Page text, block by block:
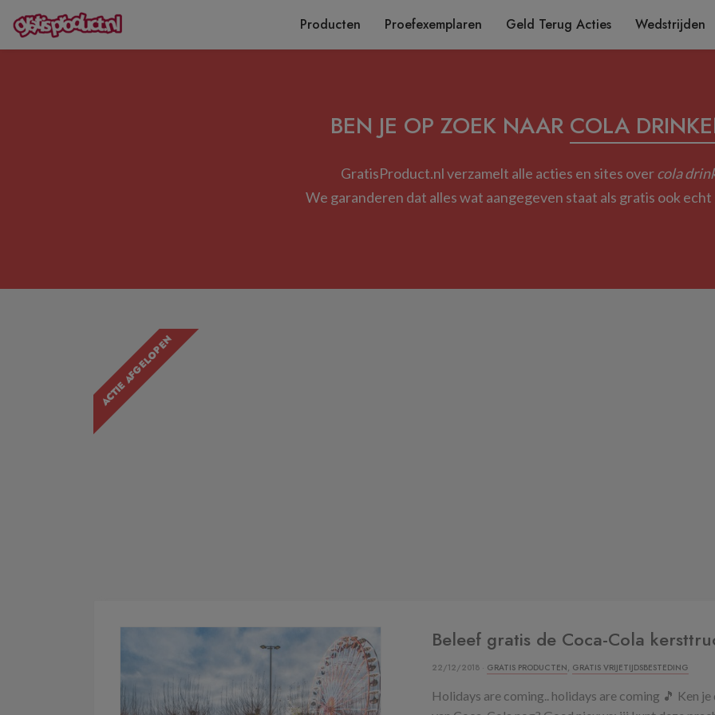
Producten Proefexemplaren Geld Terug Acties Wedstrijden
BEN JE OP ZOEK NAAR COLA
GratisProduct.nl verzamelt alle acties en sites overcola
We garanderen dat alles wat aangegeven staat als gratis ook echt
ACTIE AFGELOPEN
Beleef gratis de Coca-Cola
22/12/2018 · GRATIS PRODUCTEN, GRATIS VRIJETIJDSBESTEDING
Holidays are coming.. holidays are coming 🎵 Ken